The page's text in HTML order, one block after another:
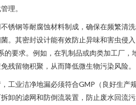
理。
锈钢等耐腐蚀材料制成，确保在频繁清
。其密封设计能有效防止异味和害虫侵
的要求。例如，在乳制品或肉类加工厂，
残留物积聚，从而降低微生物污染风险。
工业洁净地漏必须符合GMP（良好生产
卸的滤网和防倒流装置，防止废水回流